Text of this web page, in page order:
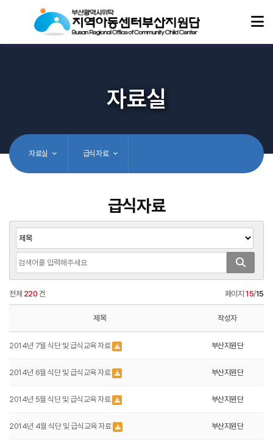
자료실
자료실 급식자료
급식자료
전체 220 건 페이지 15/15
제목 작성자
2014년 7월 식단 및 급식교육 자료 부산지원단
2014년 6월 식단 및 급식교육 자료 부산지원단
2014년 5월 식단 및 급식교육 자료 부산지원단
2014년 4월 식단 및 급식교육 자료 부산지원단